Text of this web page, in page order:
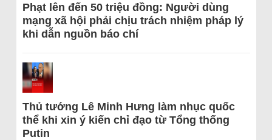
Phạt lên đến 50 triệu đồng: Người dùng
mạng xã hội phải chịu trách nhiệm pháp lý
khi dẫn nguồn báo chí
Thủ tướng Lê Minh Hưng làm nhục quốc
thể khi xin ý kiến chỉ đạo từ Tổng thống
Putin